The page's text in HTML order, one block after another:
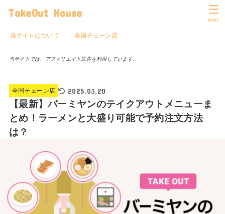
TakeOut House
当サイトについて 全国チェーン店
MENU
当サイトでは、アフィリエイト広告を利用しています。
全国チェーン店 2025.03.20
【最新】バーミヤンのテイクアウトメニューま
とめ！ラーメンと大盛り可能で予約注文方法
は？